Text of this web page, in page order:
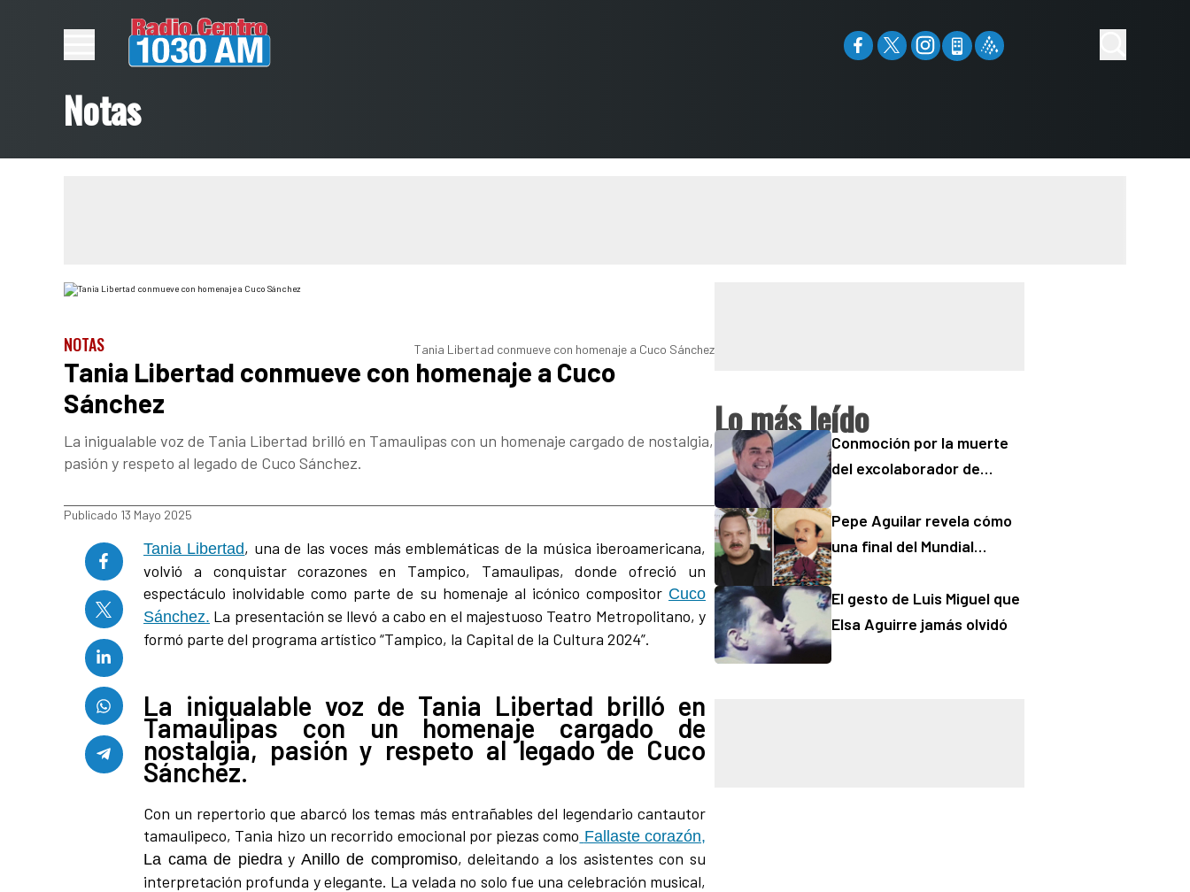
Notas
Tania Libertad conmueve con homenaje a Cuco Sánchez
NOTAS
Tania Libertad conmueve con homenaje a Cuco
Sánchez
La inigualable voz de Tania Libertad brilló en Tamaulipas con un homenaje cargado de nostalgia,
pasión y respeto al legado de Cuco Sánchez.
Publicado 13 Mayo 2025
Tania Libertad, una de las voces más emblemáticas de la música iberoamericana,
volvió a conquistar corazones en Tampico, Tamaulipas, donde ofreció un
espectáculo inolvidable como parte de su homenaje al icónico compositor Cuco
Sánchez. La presentación se llevó a cabo en el majestuoso Teatro Metropolitano, y
formó parte del programa artístico “Tampico, la Capital de la Cultura 2024”.
La inigualable voz de Tania Libertad brilló en
Tamaulipas con un homenaje cargado de
nostalgia, pasión y respeto al legado de Cuco
Sánchez.
Con un repertorio que abarcó los temas más entrañables del legendario cantautor
tamaulipeco, Tania hizo un recorrido emocional por piezas como Fallaste corazón,
La cama de piedray Anillo de compromiso, deleitando a los asistentes con su
interpretación profunda y elegante. La velada no solo fue una celebración musical,
Lo más leído
Conmoción por la muerte
del excolaborador de
“Checo” Padilla
Pepe Aguilar revela cómo
una final del Mundial
salud de Antonio Aguilar
El gesto de Luis Miguel que
Elsa Aguirre jamás olvidó